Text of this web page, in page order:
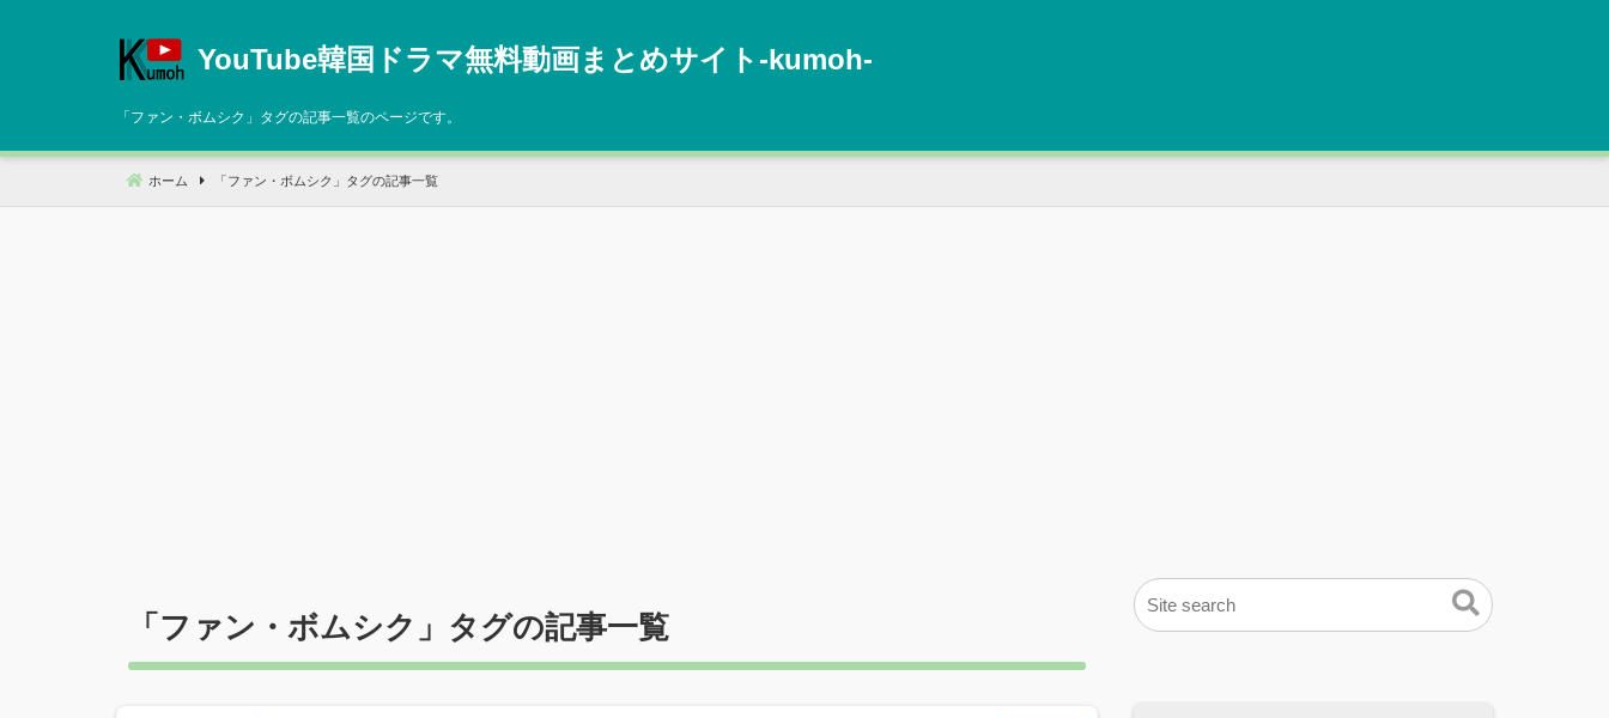
へ
動
YouTube韓国ドラマ無料動画まとめサイト‐kumoh‐
「 ファン・ボムシク 」タグの記事一覧のページです。
ホーム 「 ファン・ボムシク 」タグの記事一覧
「 ファン・ボムシク 」タグの記事一覧